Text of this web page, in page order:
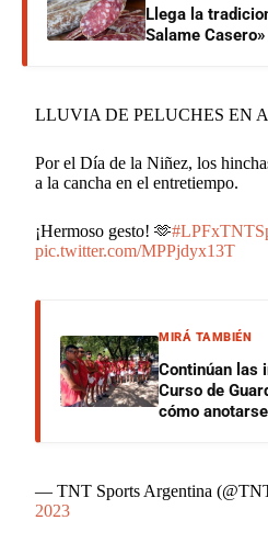
Llega la
Salame
LLUVIA DE PELUCHES EN
Por el Día de la Niñez, los
a la cancha en el entretiempo.
¡Hermoso gesto! 🫶
pic.twitter.com/MPPjdyx13T
MIRÁ TAMBIÉN
Continúan las
Curso de
cómo anotarse
— TNT Sports Argentina
2023